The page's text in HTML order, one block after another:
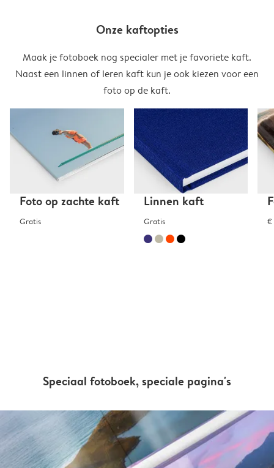
Onze kaftopties
Maak je fotoboek nog specialer met je favoriete kaft.
Naast een linnen of leren kaft kun je ook kiezen voor een
foto op de kaft.
Foto op zachte kaft
Gratis
Linnen kaft
Gratis €
Speciaal fotoboek, speciale pagina's